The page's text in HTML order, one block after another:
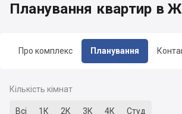
Про комплекс Планування
Планування квартир в
Кількість кімнат
Всі 1К 2К 3К 4К Студ